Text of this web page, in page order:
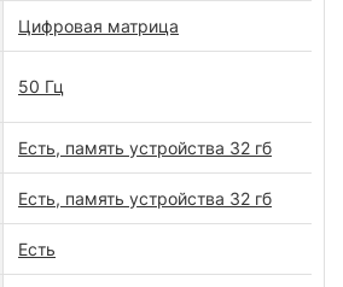
Цифровая матрица
50 Гц
Есть, память устройства 32 гб
Есть, память устройства 32 гб
Есть